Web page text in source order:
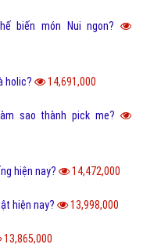
biến món Nui ngon?
holic? 14,691,000
sao thành pick me?
hiện nay? 14,472,000
hiện nay? 13,998,000
13,865,000